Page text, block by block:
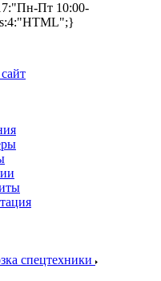
Пт 10:00-
спецтехники